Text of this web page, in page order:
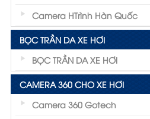
Camera HTrình Hàn Quốc
BỌC TRẦN DA XE HƠI
BỌC TRẦN DA XE HƠI
CAMERA 360 CHO XE HƠI
Camera 360 Gotech